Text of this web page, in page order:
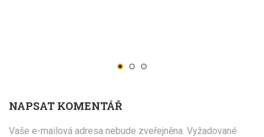
NAPSAT KOMENTÁŘ
Vaše e-mailová adresa nebude zveřejněna. Vyžadované